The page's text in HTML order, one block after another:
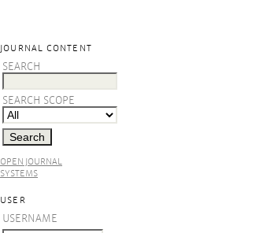
JOURNAL CONTENT
SEARCH
SEARCH SCOPE
OPEN JOURNAL
SYSTEMS
USER
USERNAME